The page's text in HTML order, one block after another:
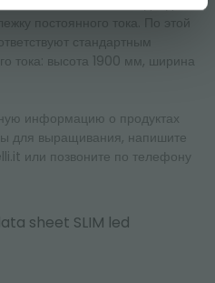
постоянного тока. По этой
стандартным
тока: высота 1900 мм, ширина
информацию о продуктах
для выращивания, напишите
или позвоните по телефону
sheet SLIM led